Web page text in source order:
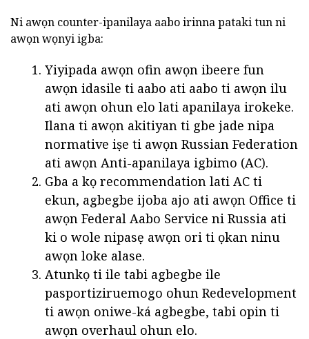
Ni awọn counter-ipanilaya aabo irinna pataki tun ni
awọn wọnyi igba:
Yiyipada awọn ofin awọn ibeere fun
awọn idasile ti aabo ati aabo ti awọn ilu
ati awọn ohun elo lati apanilaya irokeke.
Ilana ti awọn akitiyan ti gbe jade nipa
normative iṣe ti awọn Russian Federation
ati awọn Anti-apanilaya igbimo (AC).
Gba a kọ recommendation lati AC ti
ekun, agbegbe ijoba ajo ati awọn Office ti
awọn Federal Aabo Service ni Russia ati
ki o wole nipasẹ awọn ori ti ọkan ninu
awọn loke alase.
Atunkọ ti ile tabi agbegbe ile
pasportiziruemogo ohun Redevelopment
ti awọn oniwe-ká agbegbe, tabi opin ti
awọn overhaul ohun elo.